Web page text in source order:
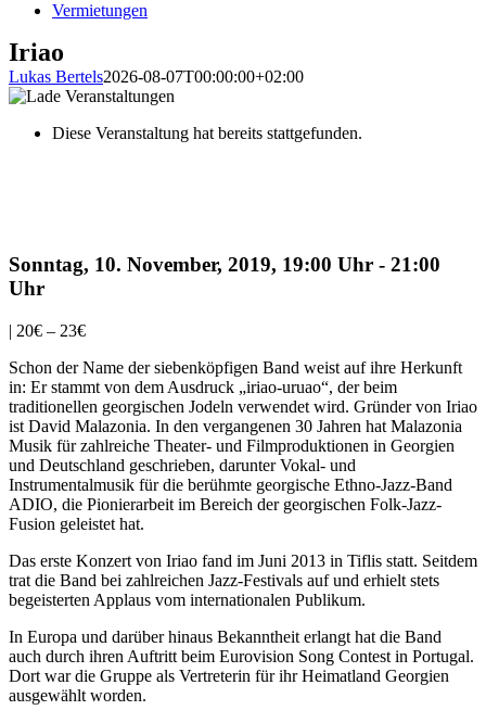
Vermietungen
Iriao
Lukas Bertels2026-08-07T00:00:00+02:00
Diese Veranstaltung hat bereits stattgefunden.
Sonntag, 10. November, 2019, 19:00 Uhr - 21:00
Uhr
| 20€ – 23€
Schon der Name der siebenköpfigen Band weist auf ihre Herkunft
in: Er stammt von dem Ausdruck „iriao-uruao“, der beim
traditionellen georgischen Jodeln verwendet wird. Gründer von Iriao
ist David Malazonia. In den vergangenen 30 Jahren hat Malazonia
Musik für zahlreiche Theater- und Filmproduktionen in Georgien
und Deutschland geschrieben, darunter Vokal- und
Instrumentalmusik für die berühmte georgische Ethno-Jazz-Band
ADIO, die Pionierarbeit im Bereich der georgischen Folk-Jazz-
Fusion geleistet hat.
Das erste Konzert von Iriao fand im Juni 2013 in Tiflis statt. Seitdem
trat die Band bei zahlreichen Jazz-Festivals auf und erhielt stets
begeisterten Applaus vom internationalen Publikum.
In Europa und darüber hinaus Bekanntheit erlangt hat die Band
auch durch ihren Auftritt beim Eurovision Song Contest in Portugal.
Dort war die Gruppe als Vertreterin für ihr Heimatland Georgien
ausgewählt worden.